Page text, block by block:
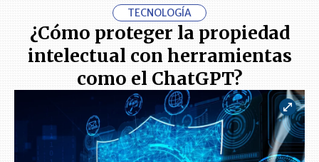
TECNOLOGÍA
¿Cómo proteger la propiedad
intelectual con herramientas
como el ChatGPT?